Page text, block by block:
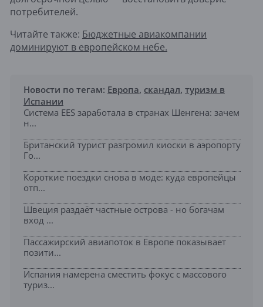
потребителей.
Читайте также: Бюджетные авиакомпании
доминируют в европейском небе.
Новости по тегам: Европа, скандал, туризм в
Испании
Система EES заработала в странах Шенгена: зачем
н...
Британский турист разгромил киоски в аэропорту
Го...
Короткие поездки снова в моде: куда европейцы
отп...
Швеция раздаёт частные острова - но богачам
вход ...
Пассажирский авиапоток в Европе показывает
позити...
Испания намерена сместить фокус с массового
туриз...